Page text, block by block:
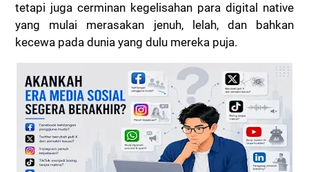
tetapi juga cerminan kegelisahan para digital native
yang mulai merasakan jenuh, lelah, dan bahkan
kecewa pada dunia yang dulu mereka puja.